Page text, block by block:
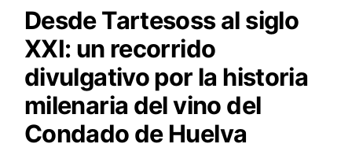
Desde Tartesoss al siglo
XXI: un recorrido
divulgativo por la historia
milenaria del vino del
Condado de Huelva